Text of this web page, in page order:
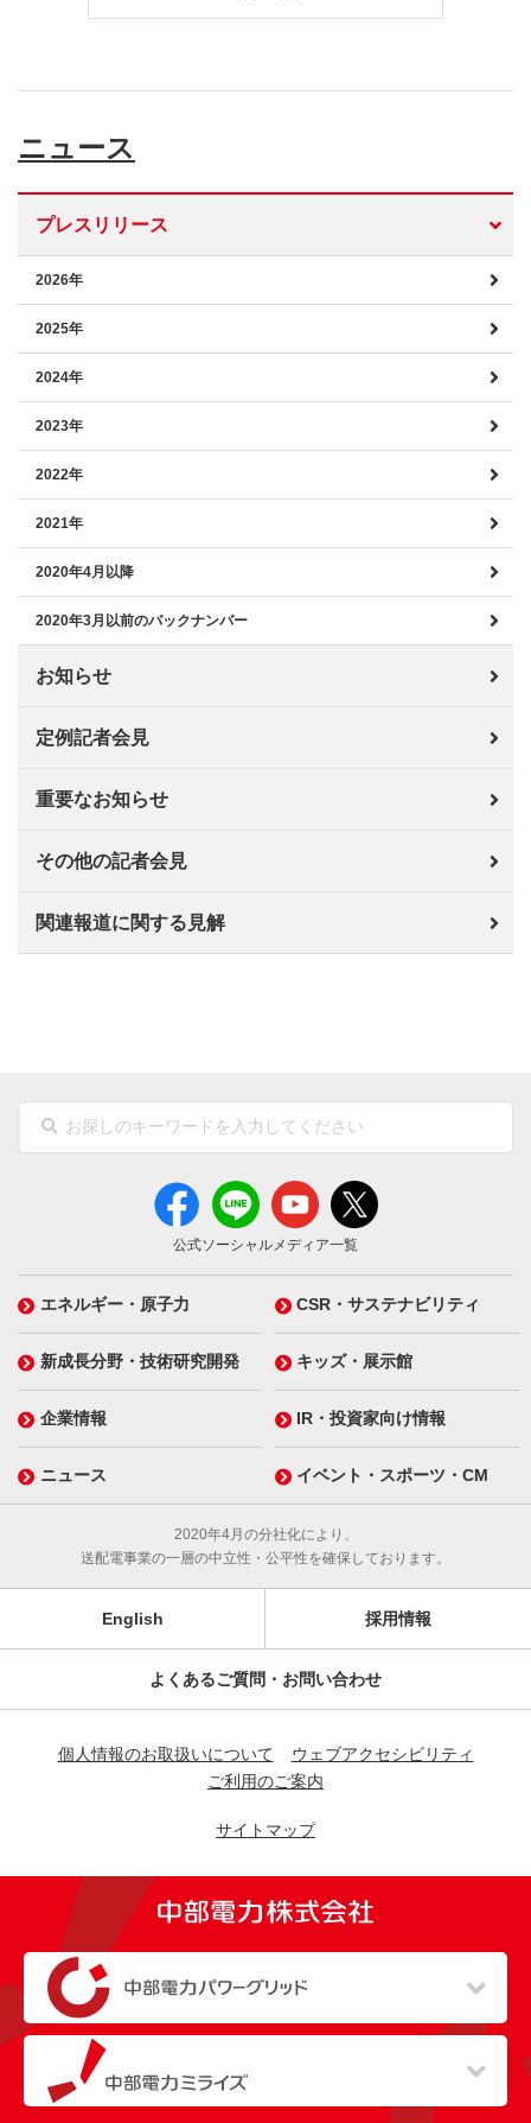
ニュース
プレスリリース
2026年
2025年
2024年
2023年
2022年
2021年
2020年4月以降
2020年3月以前のバックナンバー
お知らせ
定例記者会見
重要なお知らせ
その他の記者会見
関連報道に関する見解
公式ソーシャルメディア一覧
エネルギー・原子力 CSR・サステナビリティ
新成長分野・技術研究開発 キッズ・展示館
企業情報 IR・投資家向け情報
ニュース イベント・スポーツ・CM
2020年4月の分社化により、
送配電事業の一層の中立性・公平性を確保しております。
English 採用情報
よくあるご質問・お問い合わせ
個人情報のお取扱いについて
ウェブアクセシビリティ
ご利用のご案内
サイトマップ
（新しいウィンドウを開きます）
（新しいウィンドウを開きます）